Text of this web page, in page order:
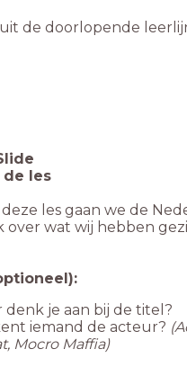
de doorlopende
de les
les gaan we de
over wat wij hebben
denk je aan bij de titel?
iemand de acteur?
Mocro Maffia)